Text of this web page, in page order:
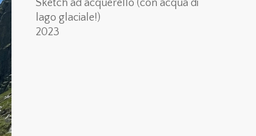
Sketch ad acquerello (con acqua di
lago glaciale!)
2023